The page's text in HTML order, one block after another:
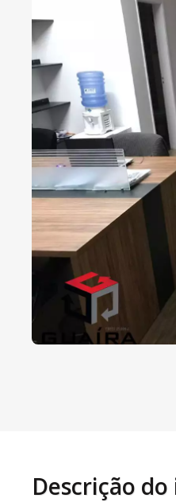
Descrição